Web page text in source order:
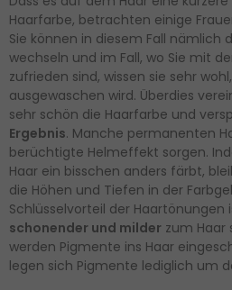
Haarfarbe, betrachten einige
Sie können in diesem Fall nämlich
wechseln und im Fall, wo Sie mit
zufrieden sind, wissen sie sehr
ausgewaschen wird. Überdies
sehr schön die Haarfarbe und
Ergebnis. Manche permanenten
berüchtigte Helmeffekt sorgen.
Haar ein bisschen anders färbt,
die Höhen und Tiefen in der
Schlüsselvorteil der Haartönungen
schonender und milder zum Haar
werden Pigmente ins Haar
legen sich Pigmente lediglich um